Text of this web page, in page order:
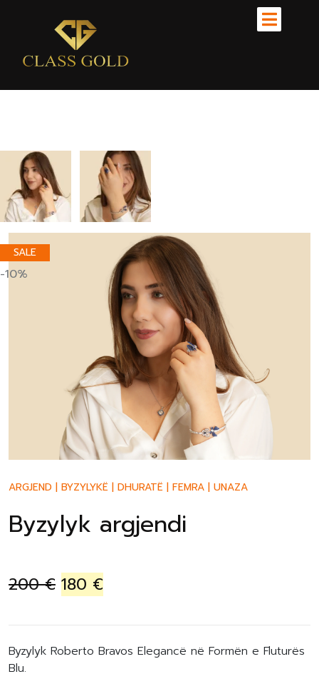
SALE
-10%
ARGJEND | BYZYLYKË | DHURATË | FEMRA | UNAZA
Byzylyk argjendi
200€ 180 €
Byzylyk Roberto Bravos Elegancë në Formën e Fluturës
Blu.